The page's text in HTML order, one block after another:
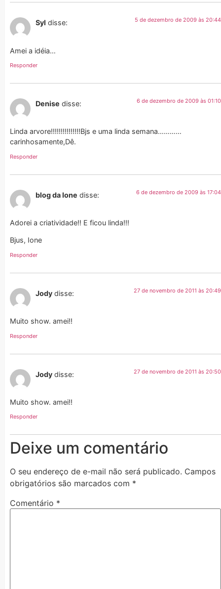
Syl disse: 5 de dezembro de 2009 às 20:44
Amei a idéia…
Responder
Denise disse: 6 de dezembro de 2009 às 01:10
Linda arvore!!!!!!!!!!!!!!!Bjs e uma linda semana…………
carinhosamente,Dê.
Responder
blog da Ione disse: 6 de dezembro de 2009 às 17:04
Adorei a criatividade!! E ficou linda!!!
Bjus, Ione
Responder
Jody disse: 27 de novembro de 2011 às 20:49
Muito show. amei!!
Responder
Jody disse: 27 de novembro de 2011 às 20:50
Muito show. amei!!
Responder
Deixe um comentário
O seu endereço de e-mail não será publicado. Campos
obrigatórios são marcados com *
Comentário *